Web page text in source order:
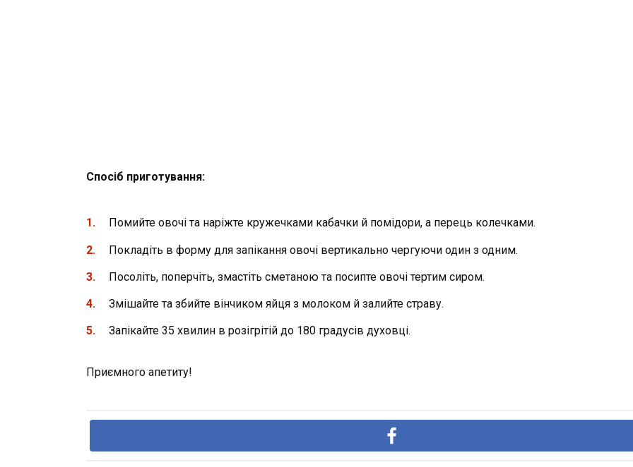
Спосіб приготування:
Помийте овочі та наріжте кружечками кабачки й помідори, а перець колечками.
Покладіть в форму для запікання овочі вертикально чергуючи один з одним.
Посоліть, поперчіть, змастіть сметаною та посипте овочі тертим сиром.
Змішайте та збийте вінчиком яйця з молоком й залийте страву.
Запікайте 35 хвилин в розігрітій до 180 градусів духовці.
Приємного апетиту!